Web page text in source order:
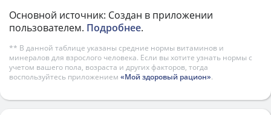
Основной источник: Создан в приложении
пользователем. Подробнее.
** В данной таблице указаны средние нормы витаминов и
минералов для взрослого человека. Если вы хотите узнать нормы с
учетом вашего пола, возраста и других факторов, тогда
воспользуйтесь приложением «Мой здоровый рацион».